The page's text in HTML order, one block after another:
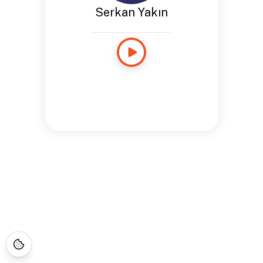
Serkan Yakın